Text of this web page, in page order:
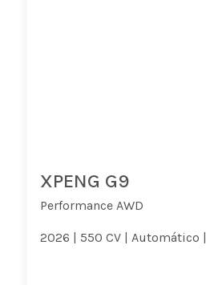
XPENG G9
Performance AWD
2026 | 550 CV | Automático |